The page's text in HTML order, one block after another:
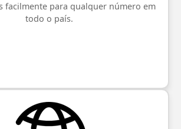
facilmente para qualquer número em
todo o país.